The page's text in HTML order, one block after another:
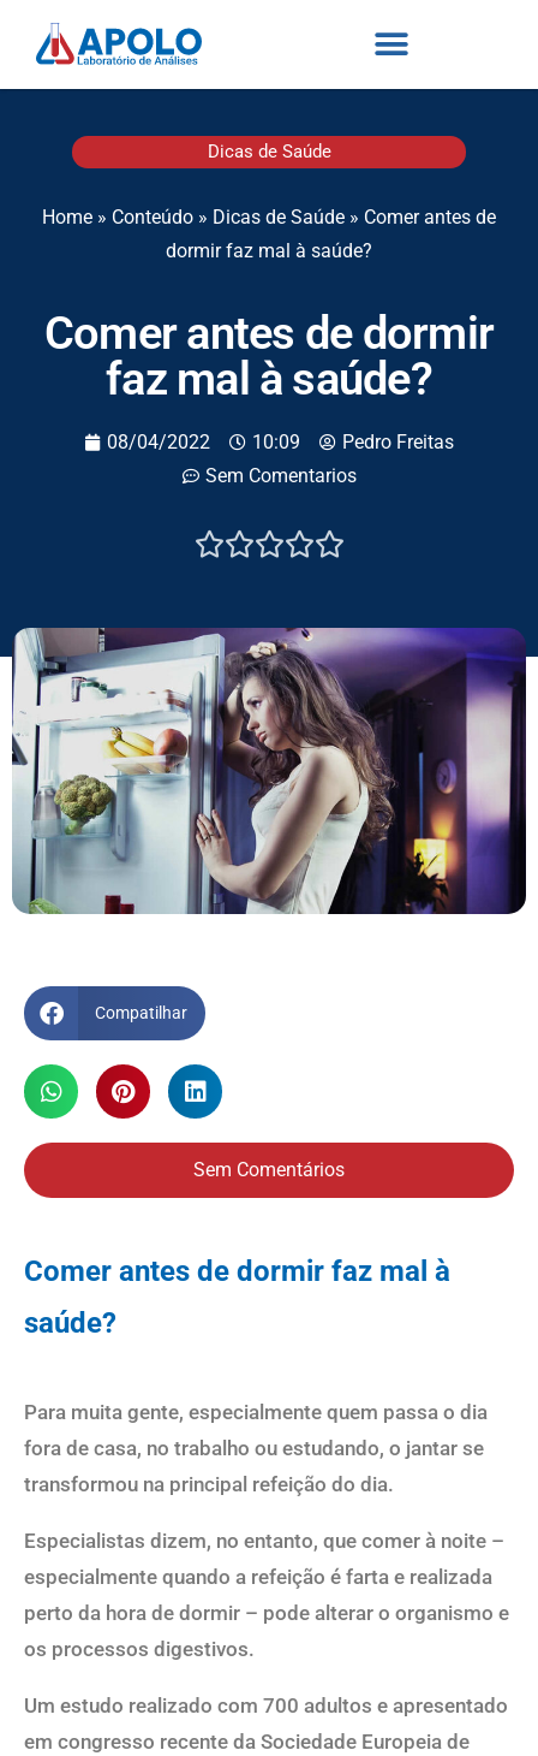
Dicas de Saúde
Home » Conteúdo » Dicas de Saúde » Comer antes de
dormir faz mal à saúde?
Comer antes de dormir
faz mal à saúde?
08/04/2022 10:09
Pedro Freitas
Sem Comentarios

Compatilhar
Sem Comentários
Comer antes de dormir faz mal à
saúde?
Para muita gente, especialmente quem passa o dia
fora de casa, no trabalho ou estudando, o jantar se
transformou na principal refeição do dia.
Especialistas dizem, no entanto, que comer à noite –
especialmente quando a refeição é farta e realizada
perto da hora de dormir – pode alterar o organismo e
os processos digestivos.
Um estudo realizado com 700 adultos e apresentado
em congresso recente da Sociedade Europeia de